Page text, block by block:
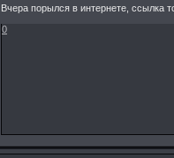
Вчера порылся в интернете, ссылка
0